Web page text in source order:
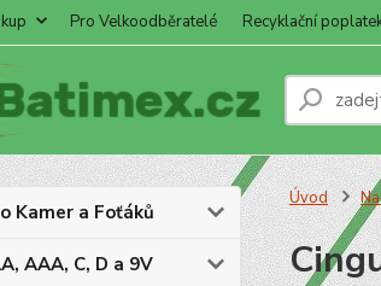
Pro Velkoodběratelé Recyklační
Kamer a Foťáků
AAA, C, D a 9V
Úvod